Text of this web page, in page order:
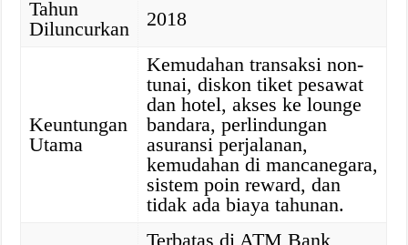
Tahun
Diluncurkan
2018
Keuntungan
Utama
Kemudahan transaksi non-
tunai, diskon tiket pesawat
dan hotel, akses ke lounge
bandara, perlindungan
asuransi perjalanan,
kemudahan di mancanegara,
sistem poin reward, dan
tidak ada biaya tahunan.
Terbatas di ATM Bank